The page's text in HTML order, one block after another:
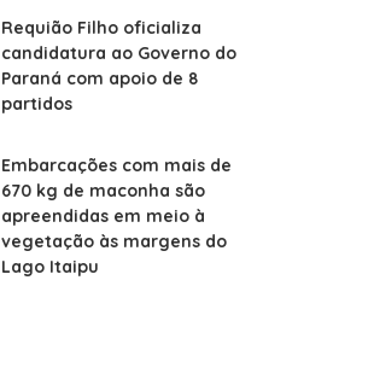
Requião Filho oficializa
candidatura ao Governo do
Paraná com apoio de 8
partidos
Embarcações com mais de
670 kg de maconha são
apreendidas em meio à
vegetação às margens do
Lago Itaipu